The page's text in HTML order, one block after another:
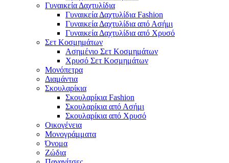
Γυναικεία Δαχτυλίδια
Γυναικεία Δαχτυλίδια Fashion
Γυναικεία Δαχτυλίδια από Ασήμι
Γυναικεία Δαχτυλίδια από Χρυσό
Σετ Κοσμημάτων
Ασημένιο Σετ Κοσμημάτων
Χρυσό Σετ Κοσμημάτων
Μονόπετρα
Διαμάντια
Σκουλαρίκια
Σκουλαρίκια Fashion
Σκουλαρίκια από Ασήμι
Σκουλαρίκια από Χρυσό
Οικογένεια
Μονογράμματα
Όνομα
Ζώδια